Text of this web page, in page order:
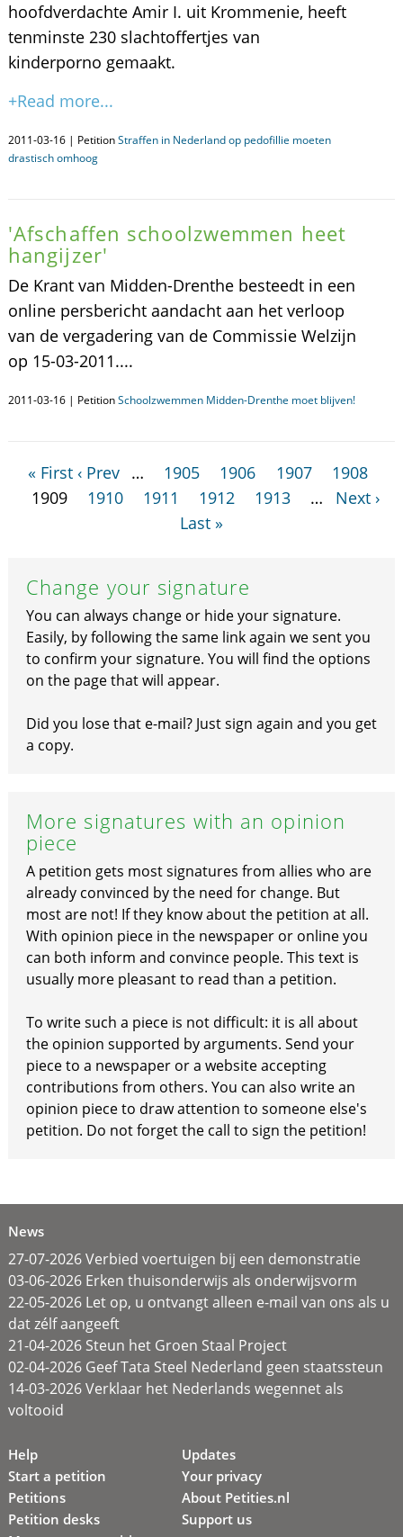
hoofdverdachte Amir I. uit Krommenie, heeft
tenminste 230 slachtoffertjes van
kinderporno gemaakt.
+Read more...
2011-03-16 | PetitionStraffen in Nederland op pedofillie moeten
drastisch omhoog
'Afschaffen schoolzwemmen heet
hangijzer'
De Krant van Midden-Drenthe besteedt in een
online persbericht aandacht aan het verloop
van de vergadering van de Commissie Welzijn
op 15-03-2011....
2011-03-16 | PetitionSchoolzwemmen Midden-Drenthe moet blijven!
« First ‹ Prev … 1905 1906 1907
1908
1909
1910 1911 1912 1913 …
Next ›
Last »
Change your signature
You can always change or hide your signature.
Easily, by following the same link again we sent you
to confirm your signature. You will find the options
on the page that will appear.
Did you lose that e-mail? Just sign again and you get
a copy.
More signatures with an opinion
piece
A petition gets most signatures from allies who are
already convinced by the need for change. But
most are not! If they know about the petition at all.
With opinion piece in the newspaper or online you
can both inform and convince people. This text is
usually more pleasant to read than a petition.
To write such a piece is not difficult: it is all about
the opinion supported by arguments. Send your
piece to a newspaper or a website accepting
contributions from others. You can also write an
opinion piece to draw attention to someone else's
petition. Do not forget the call to sign the petition!
News
27-07-2026 Verbied voertuigen bij een demonstratie
03-06-2026 Erken thuisonderwijs als onderwijsvorm
22-05-2026 Let op, u ontvangt alleen e-mail van ons als u
dat zélf aangeeft
21-04-2026 Steun het Groen Staal Project
02-04-2026 Geef Tata Steel Nederland geen staatssteun
14-03-2026 Verklaar het Nederlands wegennet als
voltooid
Help
Start a petition
Petitions
Petition desks
Updates
Your privacy
About Petities.nl
Support us